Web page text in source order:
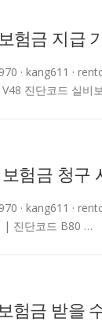
험금 지급
· kang611 ·
진단코드 실비
험금 청구
· kang611 ·
| 진단코드 B80 …
험금 받을